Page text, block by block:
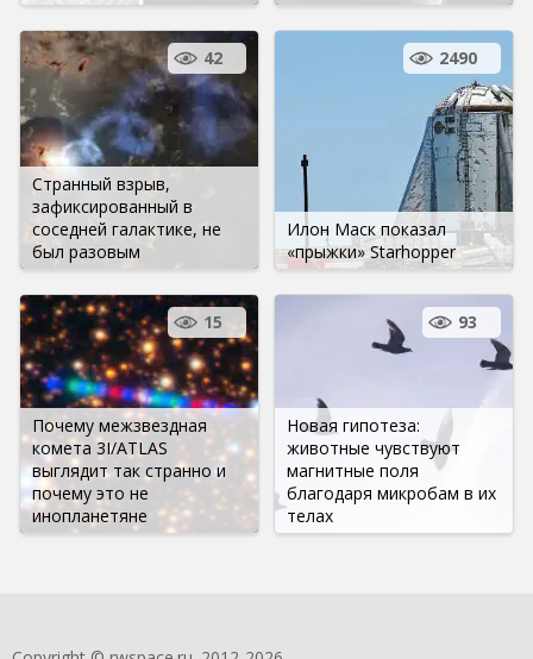
Странный взрыв,
зафиксированный в
соседней галактике, не
был разовым
42
Илон Маск показал
«прыжки» Starhopper
2490
Почему межзвездная
комета 3I/ATLAS
выглядит так странно и
почему это не
инопланетяне
15
Новая гипотеза:
животные чувствуют
магнитные поля
благодаря микробам в их
телах
93